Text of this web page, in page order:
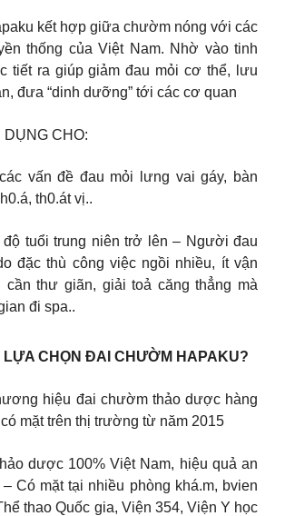
kết hợp giữa chườm nóng với các
thống của Việt Nam. Nhờ vào tinh
tiết ra giúp giảm đau mỏi cơ thể, lưu
đưa “dinh dưỡng” tới các cơ quan
CHO:
vấn đề đau mỏi lưng vai gáy, bàn
th0.át vị..
tuổi trung niên trở lên – Người đau
đặc thù công việc ngồi nhiều, ít vận
thư giãn, giải toả căng thẳng mà
đi spa..
LỰA CHỌN ĐAI CHƯỜM HAPAKU?
hiệu đai chườm thảo dược hàng
mặt trên thị trường từ năm 2015
dược 100% Việt Nam, hiệu quả an
Có mặt tại nhiều phòng khá.m, bvien
thao Quốc gia, Viện 354, Viện Y học